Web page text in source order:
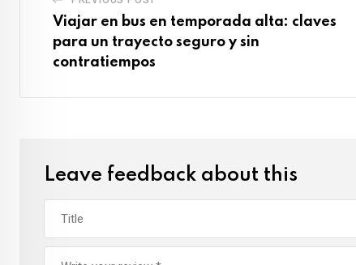
Viajar en bus en temporada alta: claves
para un trayecto seguro y sin
contratiempos
Leave feedback about this